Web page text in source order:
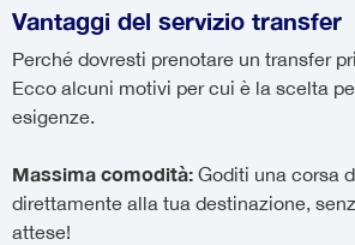
Vantaggi del servizio transfer
Perché dovresti prenotare un transfer
Ecco alcuni motivi per cui è la scelta
esigenze.
Massima comodità: Goditi una corsa
direttamente alla tua destinazione,
attese!